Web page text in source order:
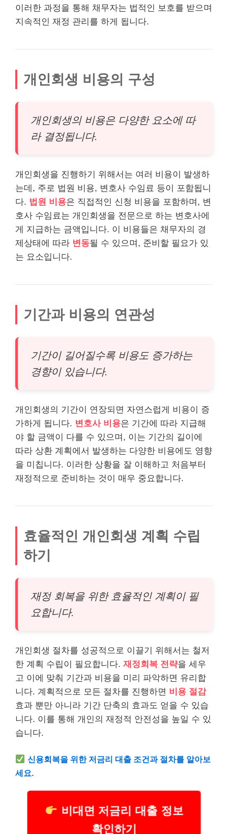
이러한 과정을 통해 채무자는 법적인 보호를 받으며
지속적인 재정 관리를 하게 됩니다.
개인회생 비용의 구성
개인회생의 비용은 다양한 요소에 따
라 결정됩니다.
개인회생을 진행하기 위해서는 여러 비용이 발생하
는데, 주로 법원 비용, 변호사 수임료 등이 포함됩니
다. 법원 비용은 직접적인 신청 비용을 포함하며, 변
호사 수임료는 개인회생을 전문으로 하는 변호사에
게 지급하는 금액입니다. 이 비용들은 채무자의 경
제상태에 따라 변동될 수 있으며, 준비할 필요가 있
는 요소입니다.
기간과 비용의 연관성
기간이 길어질수록 비용도 증가하는
경향이 있습니다.
개인회생의 기간이 연장되면 자연스럽게 비용이 증
가하게 됩니다. 변호사 비용은 기간에 따라 지급해
야 할 금액이 다를 수 있으며, 이는 기간의 길이에
따라 상환 계획에서 발생하는 다양한 비용에도 영향
을 미칩니다. 이러한 상황을 잘 이해하고 처음부터
재정적으로 준비하는 것이 매우 중요합니다.
효율적인 개인회생 계획 수립
하기
재정 회복을 위한 효율적인 계획이 필
요합니다.
개인회생 절차를 성공적으로 이끌기 위해서는 철저
한 계획 수립이 필요합니다. 재정회복 전략을 세우
고 이에 맞춰 기간과 비용을 미리 파악하면 유리합
니다. 계획적으로 모든 절차를 진행하면 비용 절감
효과 뿐만 아니라 기간 단축의 효과도 얻을 수 있습
니다. 이를 통해 개인의 재정적 안전성을 높일 수 있
습니다.
신용회복을 위한 저금리대출 조건과 절차를 알아보
세요.
비대면 저금리 대출 정보
확인하기